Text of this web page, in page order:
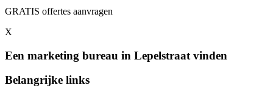
GRATIS offertes aanvragen
X
Een marketing bureau in Lepelstraat vinden
Belangrijke links